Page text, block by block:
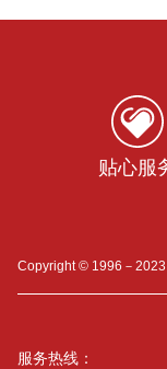
贴心服
Copyright © 1996－
服务热线：